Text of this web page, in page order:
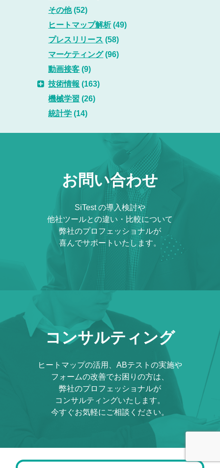
その他(52)
ヒートマップ解析(49)
プレスリリース (58)
マーケティング(96)
動画接客 (9)
技術情報 (163)
機械学習 (26)
統計学 (14)
お問い合わせ
SiTest の導入検討や
他社ツールとの違い・比較について
弊社のプロフェッショナルが
喜んでサポートいたします。
コンサルティング
ヒートマップの活用、ABテストの実施や
フォームの改善でお困りの方は、
弊社のプロフェッショナルが
コンサルティングいたします。
今すぐお気軽にご相談ください。